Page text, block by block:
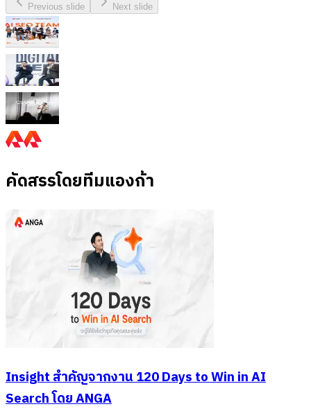
Previous slide Next slide
คัดสรรโดยทีมแองก้า
Insight สำคัญจากงาน 120 Days to Win in AI
Search โดย ANGA